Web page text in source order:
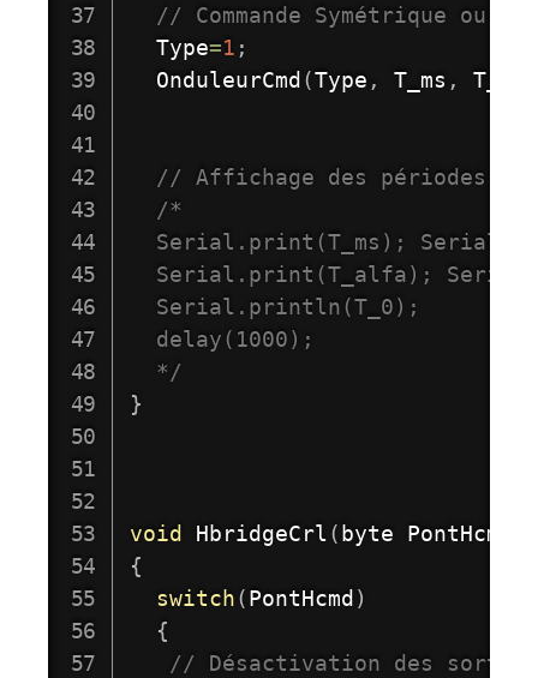
// Commande Symétrique ou
  Type
=1 ;
OnduleurCmd(Type , T_ms , T_0
// Affichage des périodes
/*
Serial.print(T_ms);
Serial.print(T_alfa);
  Serial.println(T_0);
  delay(1000);
  */
}
void HbridgeCrl (byte PontHcmd
{
switch(PontHcmd)
{
// Désactivation des